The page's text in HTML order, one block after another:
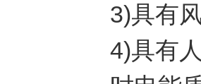
3)具有
4)具有